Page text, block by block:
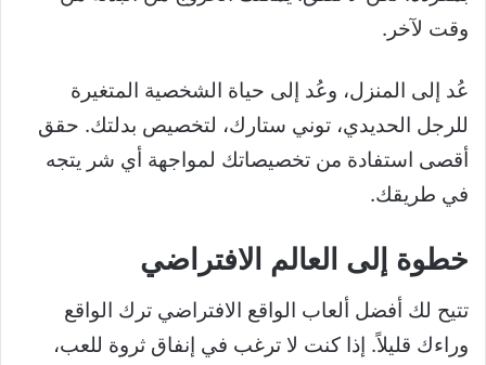
وقت لآخر.
عُد إلى المنزل، وعُد إلى حياة الشخصية المتغيرة
للرجل الحديدي، توني ستارك، لتخصيص بدلتك. حقق
أقصى استفادة من تخصيصاتك لمواجهة أي شر يتجه
في طريقك.
خطوة إلى العالم الافتراضي
تتيح لك أفضل ألعاب الواقع الافتراضي ترك الواقع
وراءك قليلاً. إذا كنت لا ترغب في إنفاق ثروة للعب،